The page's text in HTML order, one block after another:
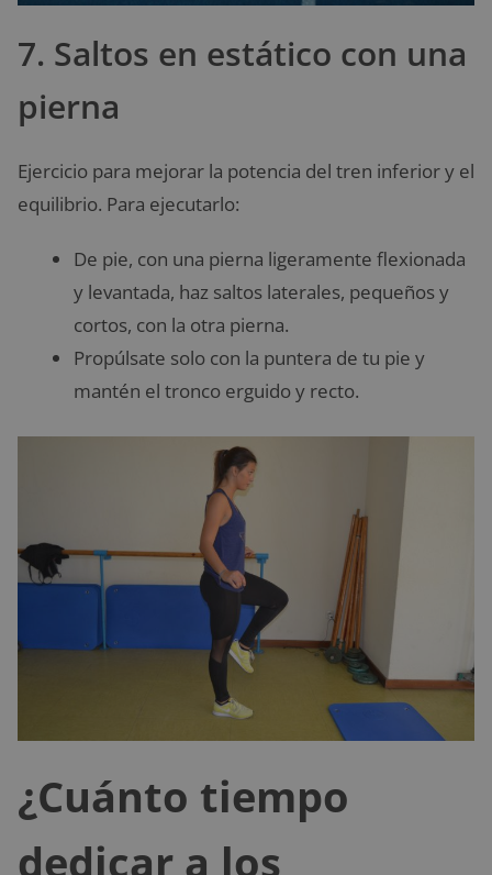
7. Saltos en estático con una
pierna
Ejercicio para mejorar la potencia del tren inferior y el
equilibrio. Para ejecutarlo:
De pie, con una pierna ligeramente flexionada
y levantada, haz saltos laterales, pequeños y
cortos, con la otra pierna.
Propúlsate solo con la puntera de tu pie y
mantén el tronco erguido y recto.
¿Cuánto tiempo
dedicar a los